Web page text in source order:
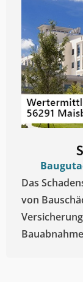
Das
von